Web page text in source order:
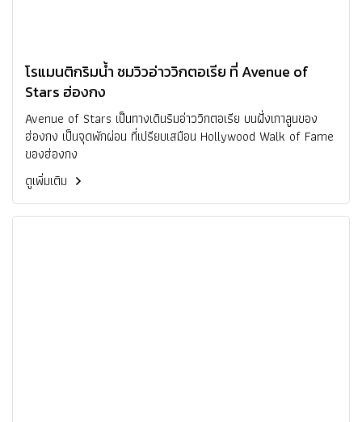
โรแมนติกริมน้ำ ชมวิวอ่าววิกตอเรีย ที่ Avenue of
Stars ฮ่องกง
Avenue of Stars เป็นทางเดินริมอ่าววิกตอเรีย บนฝั่งเกาลูนของ
ฮ่องกง เป็นจุดพักผ่อน ที่เปรียบเสมือน Hollywood Walk of Fame
ของฮ่องกง
ดูเพิ่มเติม